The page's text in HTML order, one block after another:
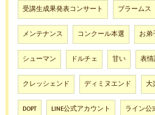
受講生成果発表コンサート ブラームス
メンテナンス コンクール本選 お弟
シューマン ドルチェ 甘い 表
クレッシェンド ディミヌエンド 大
DOPT LINE公式アカウント ライン公